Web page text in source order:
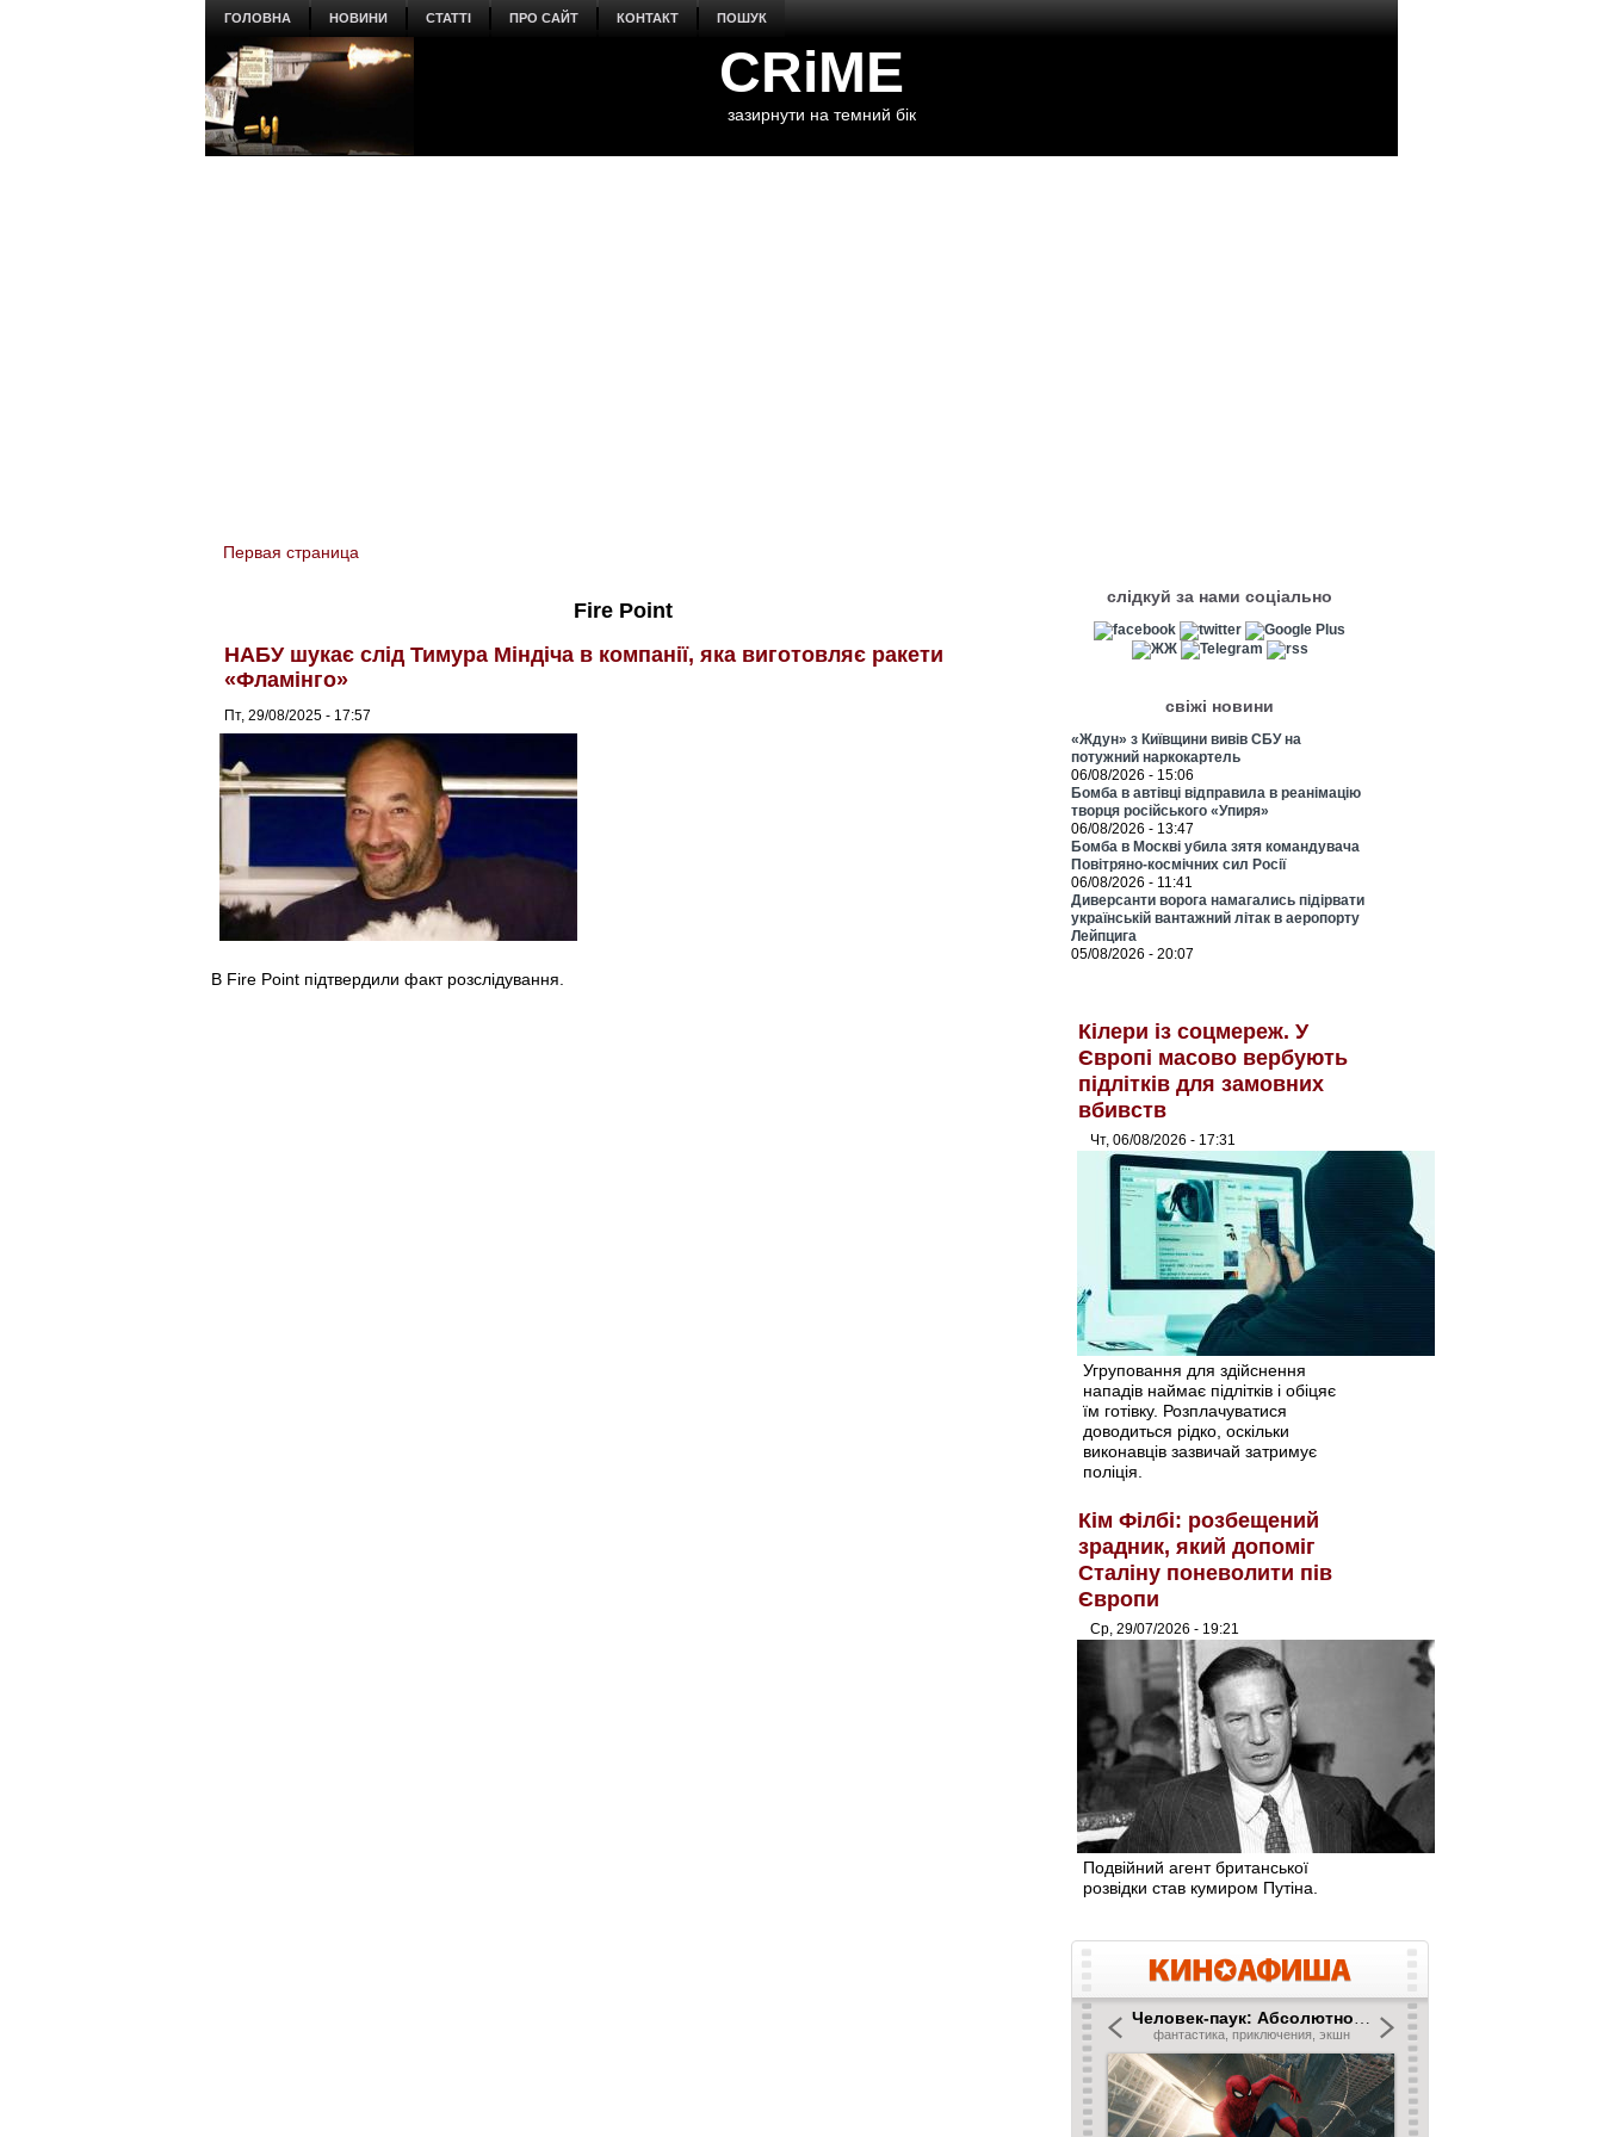
ГОЛОВНА НОВИНИ СТАТТІ ПРО САЙТ КОНТАКТ ПОШУК
CRiME
зазирнути на темний бік
You are here
Первая страница
Fire Point
НАБУ шукає слід Тимура Міндіча в компанії, яка виготовляє ракети
«Фламінго»
Пт, 29/08/2025 - 17:57
В Fire Point підтвердили факт розслідування.
слідкуй за нами соціально
свіжі новини
«Ждун» з Київщини вивів СБУ на
потужний наркокартель
06/08/2026 - 15:06
Бомба в автівці відправила в реанімацію
творця російського «Упиря»
06/08/2026 - 13:47
Бомба в Москві убила зятя командувача
Повітряно-космічних сил Росії
06/08/2026 - 11:41
Диверсанти ворога намагались підірвати
українській вантажний літак в аеропорту
Лейпцига
05/08/2026 - 20:07
Кілери із соцмереж. У
Європі масово вербують
підлітків для замовних
вбивств
Чт, 06/08/2026 - 17:31
Угруповання для здійснення
нападів наймає підлітків і обіцяє
їм готівку. Розплачуватися
доводиться рідко, оскільки
виконавців зазвичай затримує
поліція.
Кім Філбі: розбещений
зрадник, який допоміг
Сталіну поневолити пів
Європи
Ср, 29/07/2026 - 19:21
Подвійний агент британської
розвідки став кумиром Путіна.